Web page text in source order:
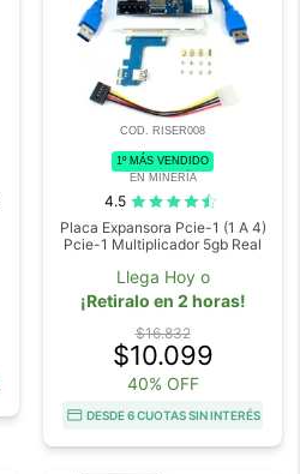
COD. RISER008
1º MÁS VENDIDO
EN MINERÍA
4.5
Placa Expansora Pcie-1 (1 A 4)
Pcie-1 Multiplicador 5gb Real
Llega Hoy o
¡Retiralo en 2 horas!
$16.832
$10.099
40% OFF
DESDE 6 CUOTAS SIN INTERÉS